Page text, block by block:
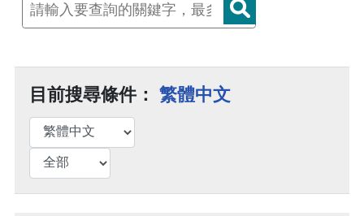
目前搜尋條件： 繁體中文